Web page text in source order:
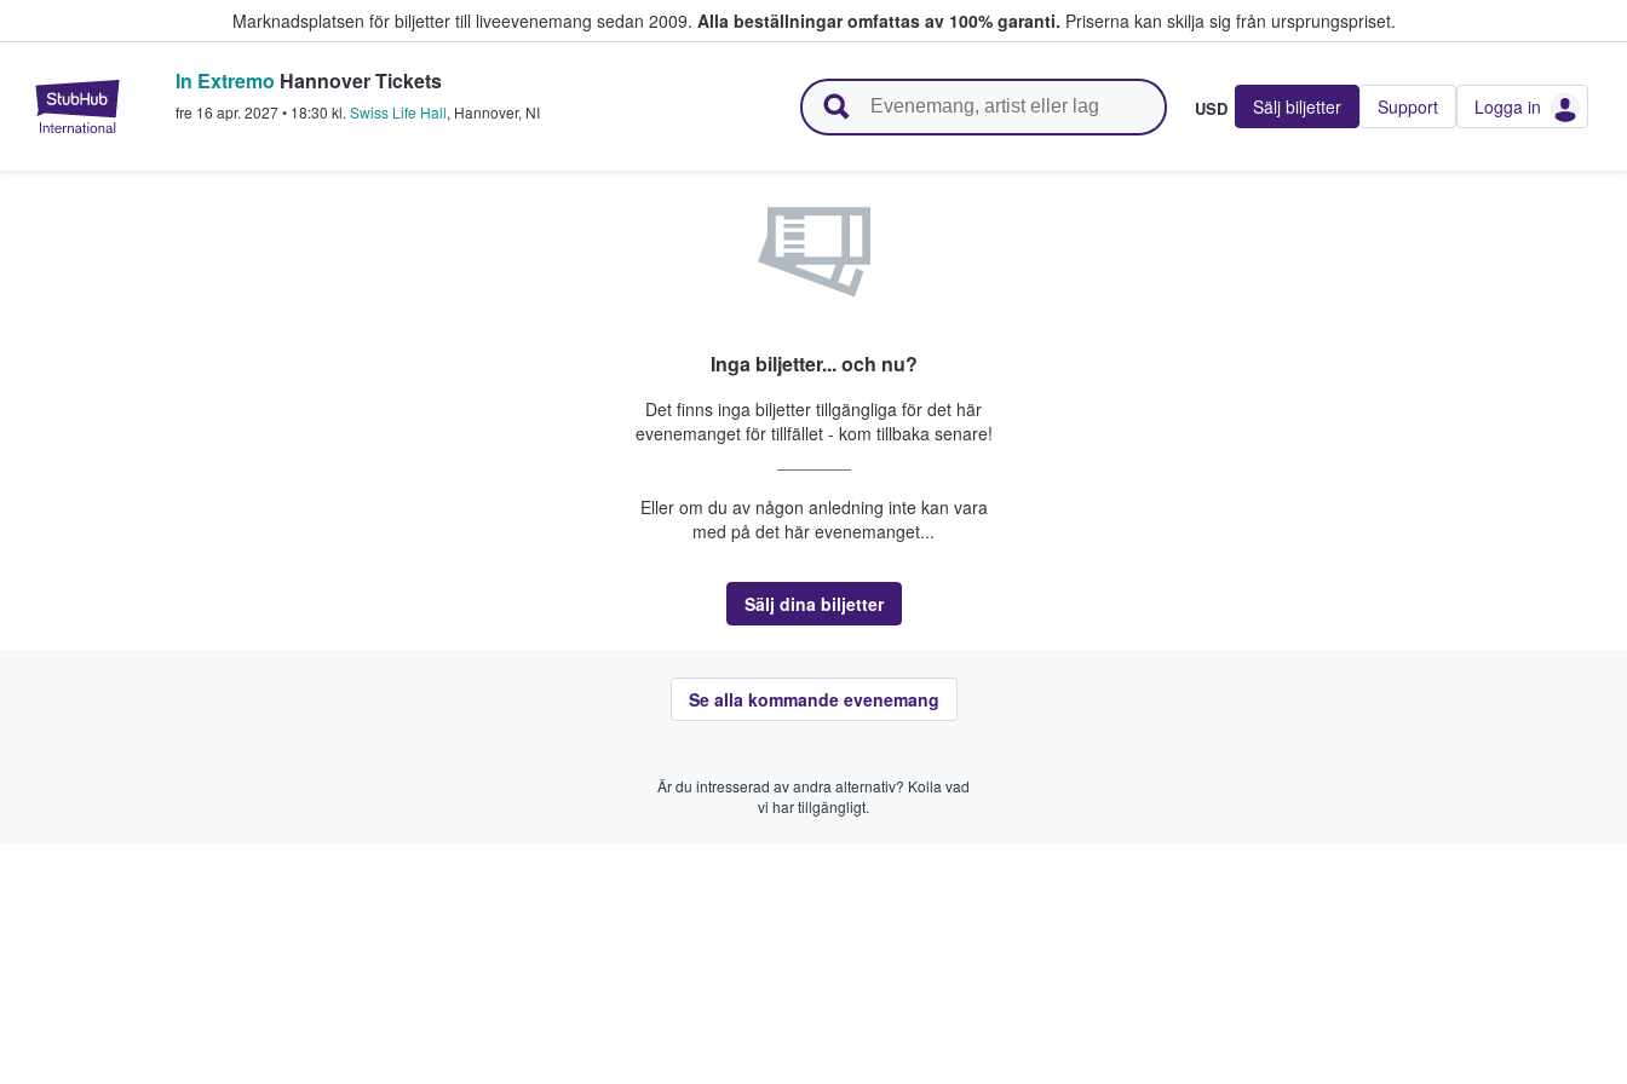
Marknadsplatsen för biljetter till liveevenemang sedan 2009. Alla beställningar omfattas av 100% garanti. Priserna kan skilja sig från ursprungspriset.
StubHub – där fans köper och säljer biljetter.
In Extremo Hannover Tickets
fre 16 apr. 2027• 18:30 kl. Swiss Life Hall, Hannover, NI USD Sälj biljetter Support Logga in
Inga biljetter... och nu?
Det finns inga biljetter tillgängliga för det här
evenemanget för tillfället - kom tillbaka senare!
Eller om du av någon anledning inte kan vara
med på det här evenemanget...
Sälj dina biljetter
Se alla kommande evenemang
Är du intresserad av andra alternativ? Kolla vad
vi har tillgängligt.